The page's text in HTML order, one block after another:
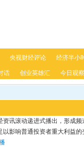
央视财经评论 经济半小
话 创业英雄汇 今日观察
资讯滚动递进式播出，形成
影响普通投资者重大利益的